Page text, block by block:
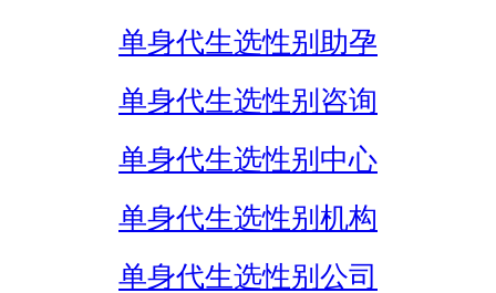
单身代生选性别助孕
单身代生选性别咨询
单身代生选性别中心
单身代生选性别机构
单身代生选性别公司